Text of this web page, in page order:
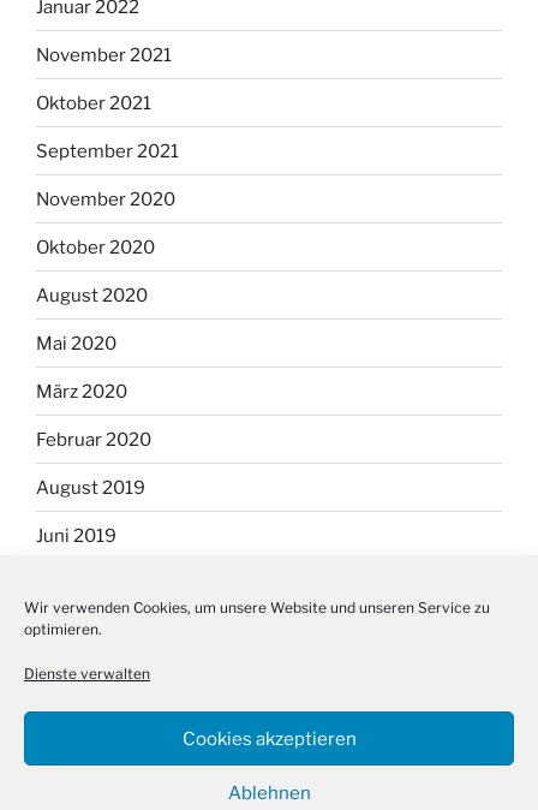
Wir verwenden Cookies, um unsere Website und unseren Service zu
optimieren.
Dienste verwalten
Cookies akzeptieren
Ablehnen
Januar 2022
November 2021
Oktober 2021
September 2021
November 2020
Oktober 2020
August 2020
Mai 2020
März 2020
Februar 2020
August 2019
Juni 2019
August 2018